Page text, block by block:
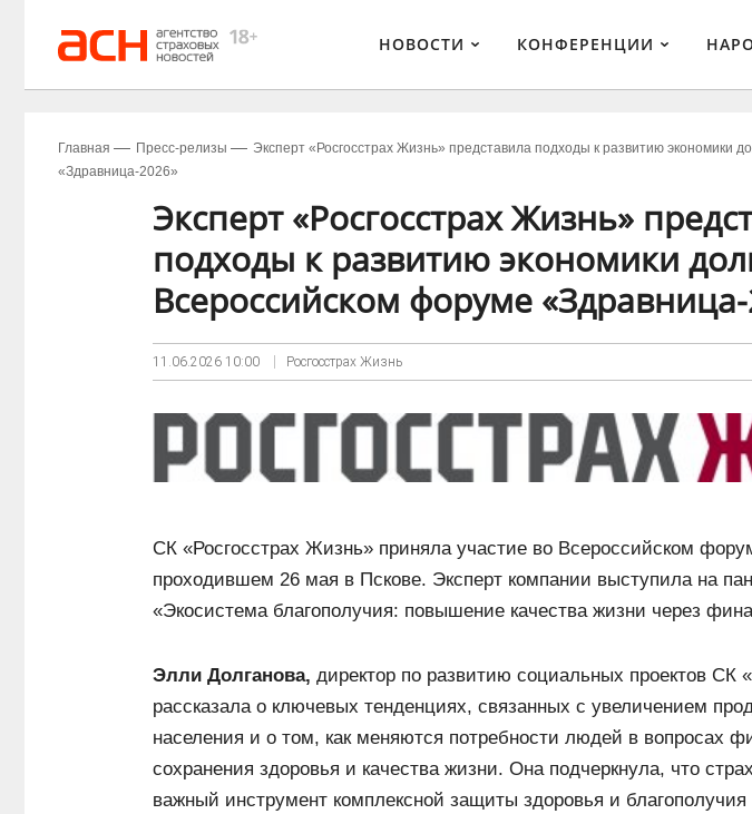
НОВОСТИ КОНФЕРЕНЦИИ
Главная Пресс-релизы
Эксперт «Росгосстрах Жизнь» представила подходы к развитию экономики
«Здравница-2026»
Эксперт «Росгосстрах Жизнь»
подходы к развитию экономики
Всероссийском форуме
11.06.2026 10:00 Росгосстрах Жизнь
СК «Росгосстрах Жизнь» приняла участие во Всероссийском
проходившем 26 мая в Пскове. Эксперт компании выступила на
«Экосистема благополучия: повышение качества жизни через
Элли Долганова, директор по развитию социальных проектов СК
рассказала о ключевых тенденциях, связанных с увеличением
населения и о том, как меняются потребности людей в вопросах
сохранения здоровья и качества жизни. Она подчеркнула, что
важный инструмент комплексной защиты здоровья и благополучия